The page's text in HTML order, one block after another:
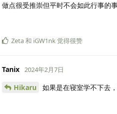
做点很受推崇但平时不会如此行事的
Zeta和 iGW1nk觉得很赞
Tanix 2024年2月7日
Hikaru 如果是在寝室学不下去